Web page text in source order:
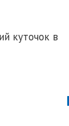
куточок в